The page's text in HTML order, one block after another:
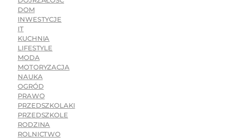
DOM
INWESTYCJE
IT
KUCHNIA
LIFESTYLE
MODA
MOTORYZACJA
NAUKA
OGRÓD
PRAWO
PRZEDSZKOLAKI
PRZEDSZKOLE
RODZINA
ROLNICTWO